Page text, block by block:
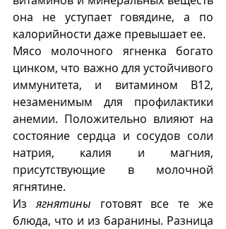
она не уступает говядине, а по
калорийности даже превышает ее.
Мясо молочного ягненка богато
цинком, что важно для устойчивого
иммунитета, и витамином В12,
незаменимым для профилактики
анемии. Положительно влияют на
состояние сердца и сосудов соли
натрия, калия и магния,
присутствующие в молочной
ягнятине.
Из ягнятины готовят все те же
блюда, что и из баранины. Разница